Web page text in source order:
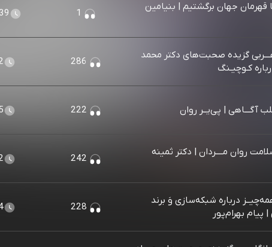
با قهرمان جهان برگشتیم | بنیامین
گزیده صحبت‌های دکتر محمد
کـوچیـنگ
سلامت روان مــــردان | دکتر ثمینه
همه‌چیــز درباره شبکه‌سازی وَ برند
بهرام‌پور